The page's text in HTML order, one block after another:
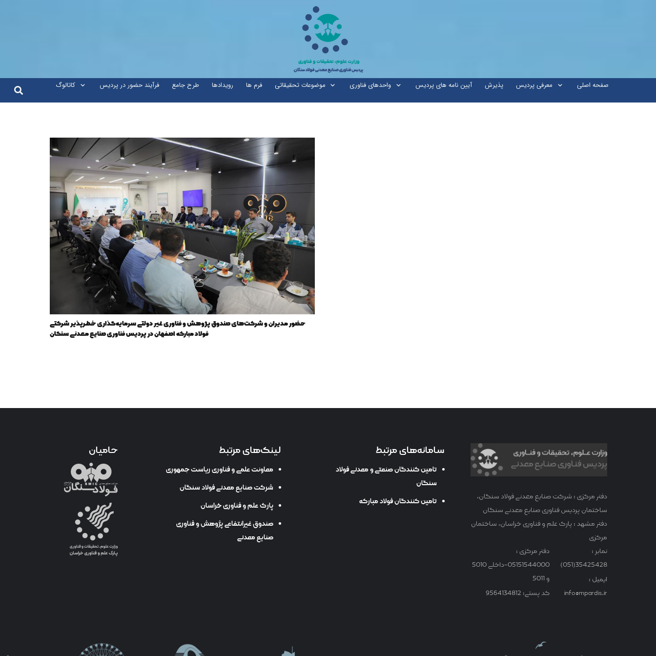
کاتالوگ فرآیند حضور در پردیس طرح جامع رویدادها فرم ها موضوعات تحقیقاتی واحدهای فناوری آیین نامه های پردیس پذیرش معرفی پردیس صفحه اصلی
حضور مدیران و شرکت‌های صندوق پژوهش و فناوری غیر دولتی سرمایه‌گذاری خطرپذیر شرکتی
فولاد مبارکه اصفهان در پردیس فناوری صنایع معدنی سنگان
حامیان لینک‌های مرتبط
معاونت علمی و فناوری ریاست جمهوری
شرکت صنایع معدنی فولاد سنگان
پارک علم و فناوری خراسان
صندوق غیرانتفاعی پژوهش و فناوری
صنایع معدنی
سامانه‌های مرتبط
تامین کنندگان صنعتی و معدنی فولاد
سنگان
تامین کنندگان فولاد مبارکه
دفتر مرکزی : شرکت صنایع معدنی فولاد سنگان،
ساختمان پردیس فناوری صنایع معدنی سنگان
دفتر مشهد : پارک علم و فناوری خراسان، ساختمان
مرکزی
دفتر مرکزی :
05151544000-داخلی 5010
و 5011
کد پستی: 9564134812
نمابر :
35425428(051)
ایمیل :
info@mpardis.ir